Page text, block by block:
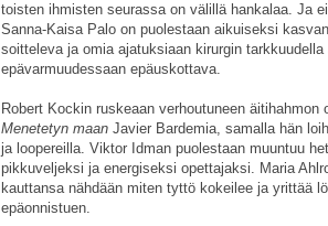
toisten ihmisten seurassa on välillä hankalaa. Ja
Sanna-Kaisa Palo on puolestaan aikuiseksi
soitteleva ja omia ajatuksiaan kirurgin
epävarmuudessaan epäuskottava.
Robert Kockin ruskeaan verhoutuneen
Menetetyn maan Javier Bardemia, samalla hän
ja loopereilla. Viktor Idman puolestaan muuntuu
pikkuveljeksi ja energiseksi opettajaksi. Maria
kauttansa nähdään miten tyttö kokeilee ja yrittää
epäonnistuen.